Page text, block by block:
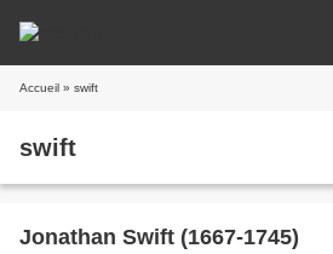
Accueil » swift
swift
Jonathan Swift (1667-1745)